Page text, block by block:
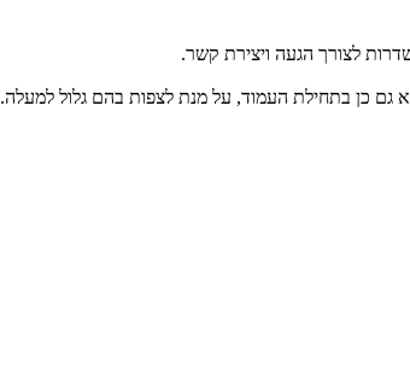
לצורך הגעה ויצירת קשר.
גם כן בתחילת העמוד, על מנת לצפות בהם גלול למעלה.